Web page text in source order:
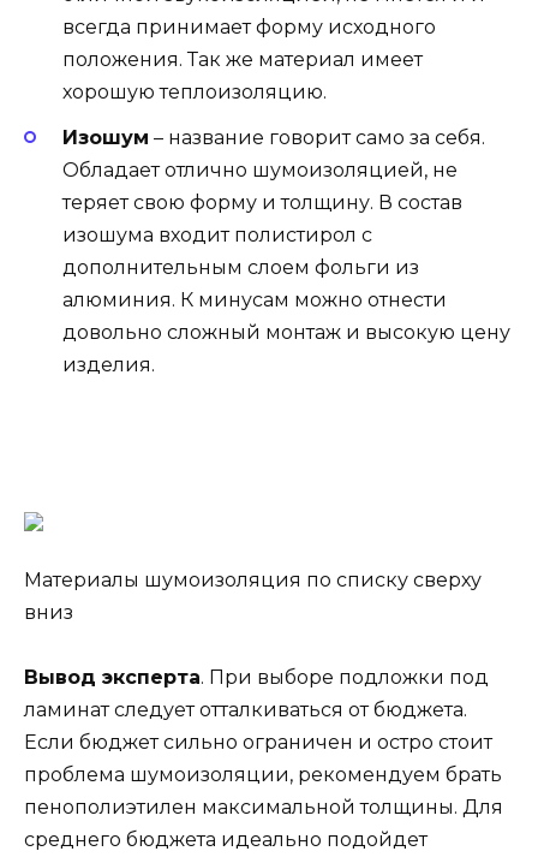
всегда принимает форму исходного
положения. Так же материал имеет
хорошую теплоизоляцию.
Изошум – название говорит само за себя.
Обладает отлично шумоизоляцией, не
теряет свою форму и толщину. В состав
изошума входит полистирол с
дополнительным слоем фольги из
алюминия. К минусам можно отнести
довольно сложный монтаж и высокую цену
изделия.
Материалы шумоизоляция по списку сверху
вниз
Вывод эксперта. При выборе подложки под
ламинат следует отталкиваться от бюджета.
Если бюджет сильно ограничен и остро стоит
проблема шумоизоляции, рекомендуем брать
пенополиэтилен максимальной толщины. Для
среднего бюджета идеально подойдет